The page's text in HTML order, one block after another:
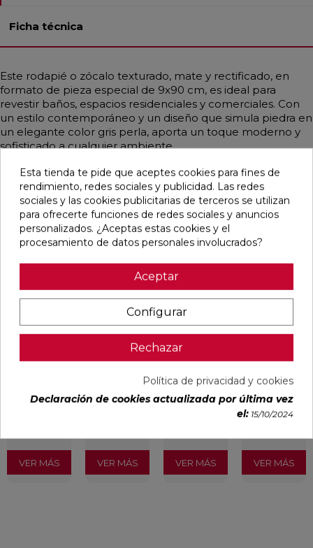
Ficha técnica
Este rodapié o zócalo texturado, mate y rectificado, en
formato de pieza especial de 9x90 cm, es ideal para
revestir baños, espacios residenciales y comerciales. Con
un estilo contemporáneo y un diseño que simula piedra en
un elegante color gris perla, aporta un toque moderno y
sofisticado a cualquier ambiente.
Pensamos que te puede interesar
BODO
SLIPSTOP
RECTIFICADO
Ref:
Alaplana
29,65 €
favorite
VER MÁS
WHITE MATE
31,6X100
RECTIFICADO
Ref:
Colorker
PVP
35,36 €
favorite
VER MÁS
KAWAII GREY
MATE
31,6X100
Ref:
Colorker
PVP
34,49 €
favorite
VER MÁS
WALL WHITE
NATURAL
Ref:
TAU
PVP
30,13 €
/m²
VER MÁS
Esta tienda te pide que aceptes cookies para fines de
rendimiento, redes sociales y publicidad. Las redes
sociales y las cookies publicitarias de terceros se utilizan
para ofrecerte funciones de redes sociales y anuncios
personalizados. ¿Aceptas estas cookies y el
procesamiento de datos personales involucrados?
Aceptar
Configurar
Rechazar
Política de privacidad y cookies
Declaración de cookies actualizada por última vez
el: 15/10/2024